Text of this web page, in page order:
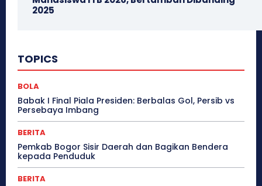
2025
TOPICS
BOLA
Babak I Final Piala Presiden: Berbalas Gol, Persib vs
Persebaya Imbang
BERITA
Pemkab Bogor Sisir Daerah dan Bagikan Bendera
kepada Penduduk
BERITA